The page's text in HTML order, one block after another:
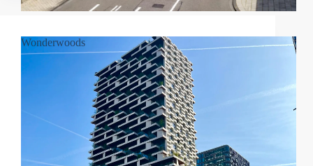
Wonderwoods